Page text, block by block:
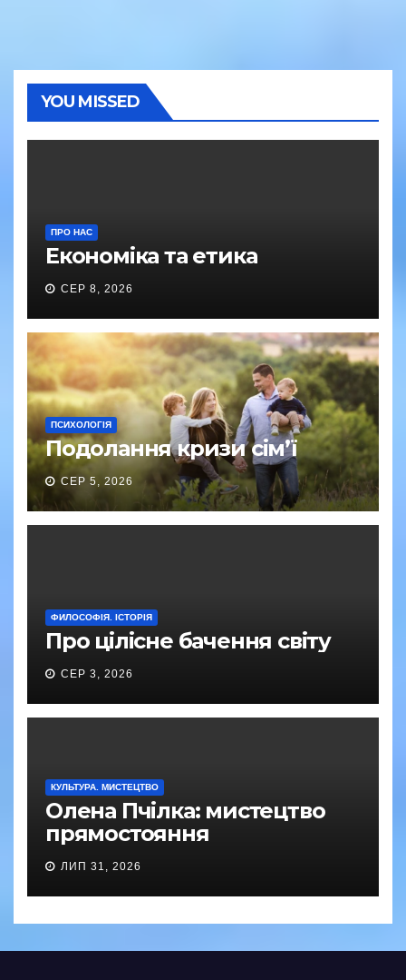
YOU MISSED
ПРО НАС
Економіка та етика
СЕР 8, 2026
ПСИХОЛОГІЯ
Подолання кризи сім’ї
СЕР 5, 2026
ФИЛОСОФІЯ. ІСТОРІЯ
Про цілісне бачення світу
СЕР 3, 2026
КУЛЬТУРА. МИСТЕЦТВО
Олена Пчілка: мистецтво
прямостояння
ЛИП 31, 2026